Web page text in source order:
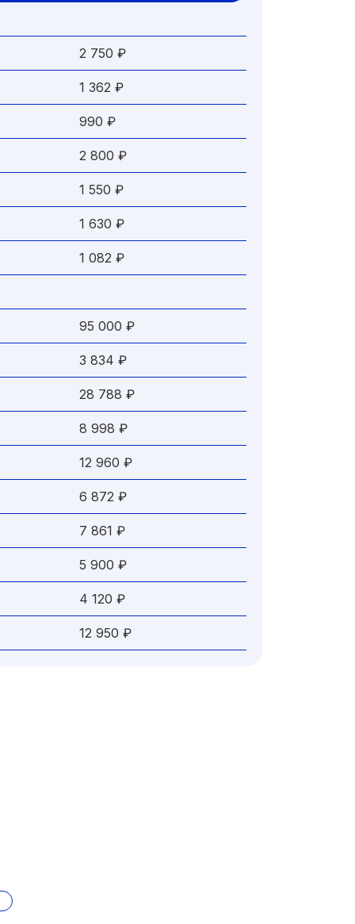
2 750 ₽
1 362 ₽
990 ₽
2 800 ₽
1 550 ₽
1 630 ₽
1 082 ₽
95 000 ₽
3 834 ₽
28 788 ₽
8 998 ₽
12 960 ₽
6 872 ₽
7 861 ₽
5 900 ₽
4 120 ₽
12 950 ₽